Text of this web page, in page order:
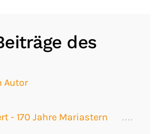
des
Autor
- 170 Jahre Mariastern